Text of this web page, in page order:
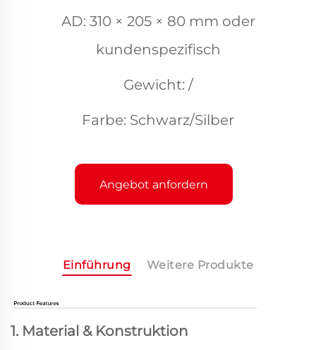
AD: 310 × 205 × 80 mm oder
kundenspezifisch
Gewicht: /
Farbe: Schwarz/Silber
Angebot anfordern
Einführung Weitere Produkte
1. Material & Konstruktion